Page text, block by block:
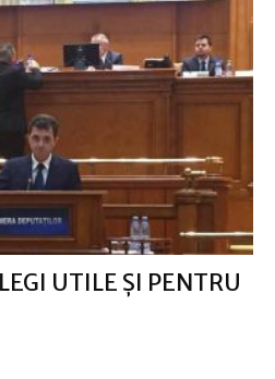
UTILE ȘI PENTRU